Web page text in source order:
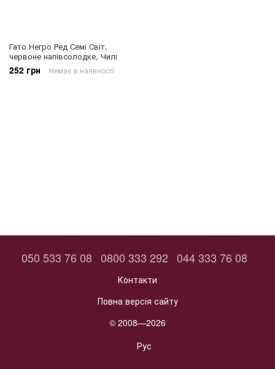
Гато Негро Ред Семі Світ,
червоне напівсолодке, Чилі
252 грн Немає в наявності
050 533 76 08 0800 333 292 044 333 76 08
Контакти
Повна версія сайту
© 2008—2026
Рус